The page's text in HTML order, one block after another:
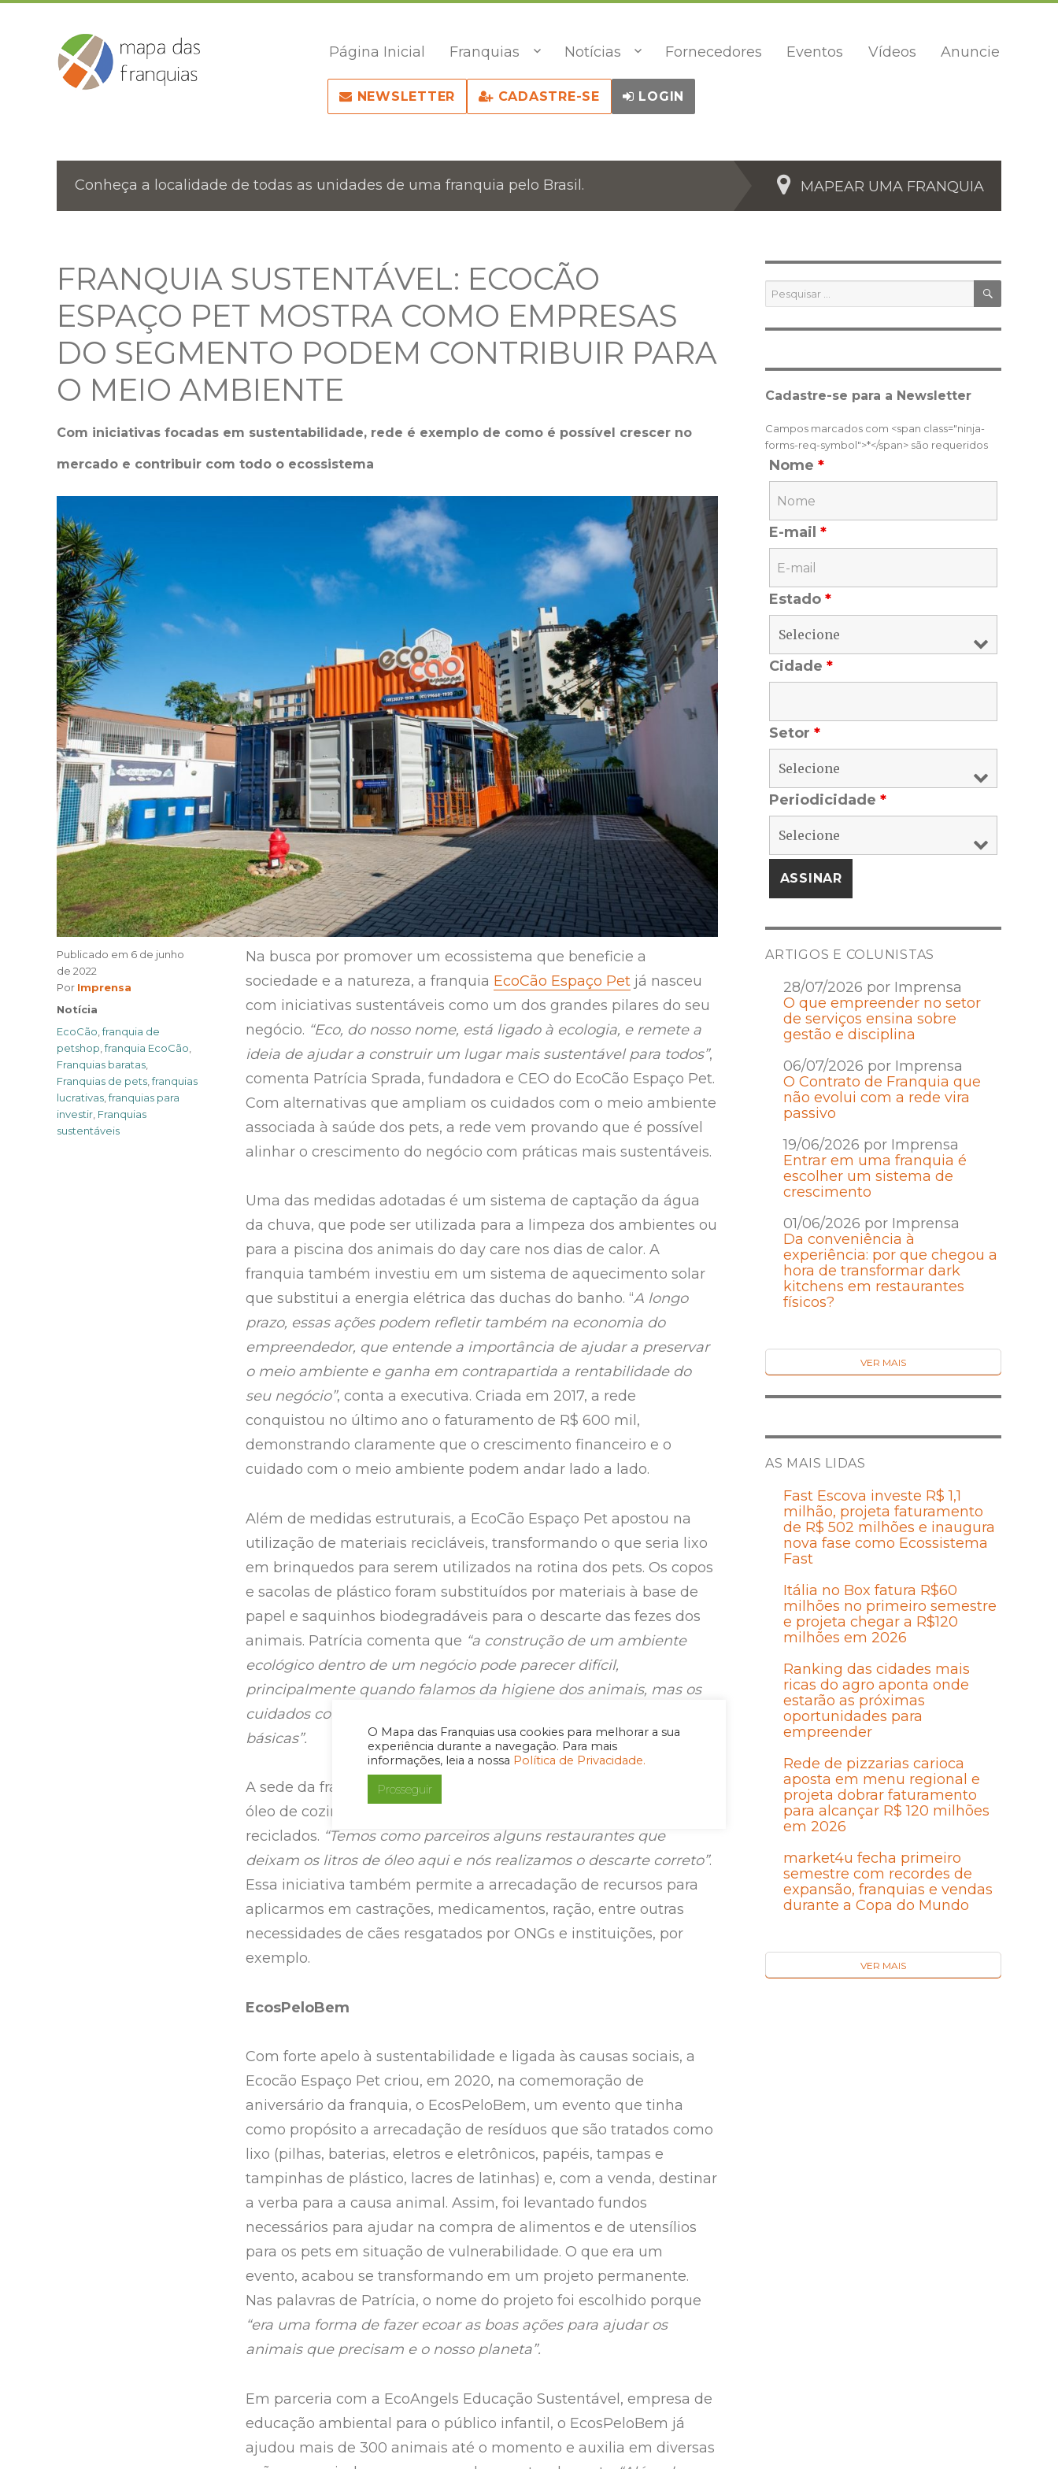
O Mapa das Franquias usa cookies para melhorar a sua
experiência durante a navegação. Para mais
informações, leia a nossa Política de Privacidade.
Prosseguir
Página Inicial Franquias Notícias Fornecedores Eventos Vídeos Anuncie
NEWSLETTER CADASTRE-SE LOGIN
Conheça a localidade de todas as unidades de uma franquia pelo Brasil. MAPEAR UMA FRANQUIA
FRANQUIA SUSTENTÁVEL: ECOCÃO
ESPAÇO PET MOSTRA COMO EMPRESAS
DO SEGMENTO PODEM CONTRIBUIR PARA
O MEIO AMBIENTE
Com iniciativas focadas em sustentabilidade, rede é exemplo de como é possível crescer no
mercado e contribuir com todo o ecossistema
Na busca por promover um ecossistema que beneficie a
sociedade e a natureza, a franquia EcoCão Espaço Pet já nasceu
com iniciativas sustentáveis como um dos grandes pilares do seu
negócio. “Eco, do nosso nome, está ligado à ecologia, e remete a
ideia de ajudar a construir um lugar mais sustentável para todos”,
comenta Patrícia Sprada, fundadora e CEO do EcoCão Espaço Pet.
Com alternativas que ampliam os cuidados com o meio ambiente
associada à saúde dos pets, a rede vem provando que é possível
alinhar o crescimento do negócio com práticas mais sustentáveis.
Uma das medidas adotadas é um sistema de captação da água
da chuva, que pode ser utilizada para a limpeza dos ambientes ou
para a piscina dos animais do day care nos dias de calor. A
franquia também investiu em um sistema de aquecimento solar
que substitui a energia elétrica das duchas do banho. “A longo
prazo, essas ações podem refletir também na economia do
empreendedor, que entende a importância de ajudar a preservar
o meio ambiente e ganha em contrapartida a rentabilidade do
seu negócio”, conta a executiva. Criada em 2017, a rede
conquistou no último ano o faturamento de R$ 600 mil,
demonstrando claramente que o crescimento financeiro e o
cuidado com o meio ambiente podem andar lado a lado.
Além de medidas estruturais, a EcoCão Espaço Pet apostou na
utilização de materiais recicláveis, transformando o que seria lixo
em brinquedos para serem utilizados na rotina dos pets. Os copos
e sacolas de plástico foram substituídos por materiais à base de
papel e saquinhos biodegradáveis para o descarte das fezes dos
animais. Patrícia comenta que “a construção de um ambiente
ecológico dentro de um negócio pode parecer difícil,
principalmente quando falamos da higiene dos animais, mas os
cuidados com o meio ambiente podem começar a partir de ações
básicas”.
A sede da franquia, por sua vez, concentra o ponto de coleta de
óleo de cozinha usado e de outros resíduos que possam ser
reciclados. “Temos como parceiros alguns restaurantes que
deixam os litros de óleo aqui e nós realizamos o descarte correto”.
Essa iniciativa também permite a arrecadação de recursos para
aplicarmos em castrações, medicamentos, ração, entre outras
necessidades de cães resgatados por ONGs e instituições, por
exemplo.
EcosPeloBem
Com forte apelo à sustentabilidade e ligada às causas sociais, a
Ecocão Espaço Pet criou, em 2020, na comemoração de
aniversário da franquia, o EcosPeloBem, um evento que tinha
como propósito a arrecadação de resíduos que são tratados como
lixo (pilhas, baterias, eletros e eletrônicos, papéis, tampas e
tampinhas de plástico, lacres de latinhas) e, com a venda, destinar
a verba para a causa animal. Assim, foi levantado fundos
necessários para ajudar na compra de alimentos e de utensílios
para os pets em situação de vulnerabilidade. O que era um
evento, acabou se transformando em um projeto permanente.
Nas palavras de Patrícia, o nome do projeto foi escolhido porque
“era uma forma de fazer ecoar as boas ações para ajudar os
animais que precisam e o nosso planeta”.
Em parceria com a EcoAngels Educação Sustentável, empresa de
educação ambiental para o público infantil, o EcosPeloBem já
ajudou mais de 300 animais até o momento e auxilia em diversas
Publicado em 6 de junho
de 2022
Por Author
Imprensa
Categories
Notícia
Tags
EcoCão ,franquia de
petshop ,franquia EcoCão
Franquias baratas
Franquias de pets ,franquias
lucrativas ,franquias para
investir Franquias
sustentáveis
Pesquisar
por:
Cadastre-se para a Newsletter
Campos marcados com <span class="ninja-
forms-req-symbol">*</span> são requeridos
Nome *
E-mail *
Estado *
Cidade *
Setor *
Periodicidade *
ARTIGOS E COLUNISTAS
28/07/2026 por Imprensa
O que empreender no setor
de serviços ensina sobre
gestão e disciplina
06/07/2026 por Imprensa
O Contrato de Franquia que
não evolui com a rede vira
passivo
19/06/2026 por Imprensa
Entrar em uma franquia é
escolher um sistema de
crescimento
01/06/2026 por Imprensa
Da conveniência à
experiência: por que chegou a
hora de transformar dark
kitchens em restaurantes
físicos?
VER MAIS
AS MAIS LIDAS
Fast Escova investe R$ 1,1
milhão, projeta faturamento
de R$ 502 milhões e inaugura
nova fase como Ecossistema
Fast
Itália no Box fatura R$60
milhões no primeiro semestre
e projeta chegar a R$120
milhões em 2026
Ranking das cidades mais
ricas do agro aponta onde
estarão as próximas
oportunidades para
empreender
Rede de pizzarias carioca
aposta em menu regional e
projeta dobrar faturamento
para alcançar R$ 120 milhões
em 2026
market4u fecha primeiro
semestre com recordes de
expansão, franquias e vendas
durante a Copa do Mundo
VER MAIS